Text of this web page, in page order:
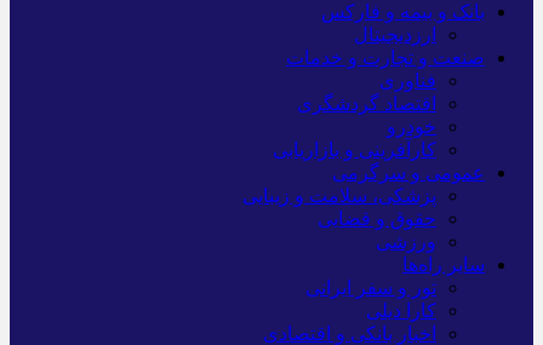
بانک و بیمه و فارکس
ارزدیجیتال
صنعت و تجارت و خدمات
فناوری
اقتصاد گردشگری
خودرو
کارآفرینی و بازاریابی
عمومی و سرگرمی
پزشکی، سلامت و زیبایی
حقوق و قضایی
ورزشی
سایر راه‌ها
تور و سفر ایرانی
کارا دیلی
اخبار بانکی و اقتصادی